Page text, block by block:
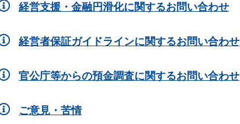
経営支援・金融円滑化に関するお問い合わせ
経営者保証ガイドラインに関するお問い合わせ
官公庁等からの預金調査に関するお問い合わせ
ご意見・苦情